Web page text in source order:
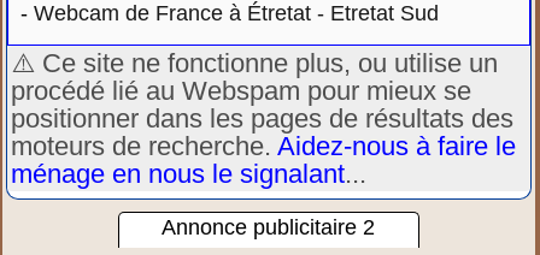
-Webcam de France à Étretat - Etretat Sud
⚠️ Ce site ne fonctionne plus, ou utilise un
procédé lié au Webspam pour mieux se
positionner dans les pages de résultats des
moteurs de recherche.Aidez-nous à faire le
ménage en nous le signalant...
Annonce publicitaire 2